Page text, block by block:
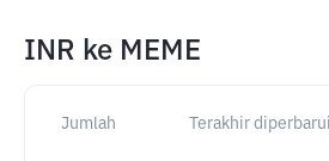
INR ke MEME
Jumlah Terakhir